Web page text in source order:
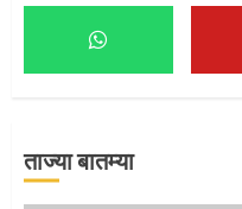
ताज्या बातम्या